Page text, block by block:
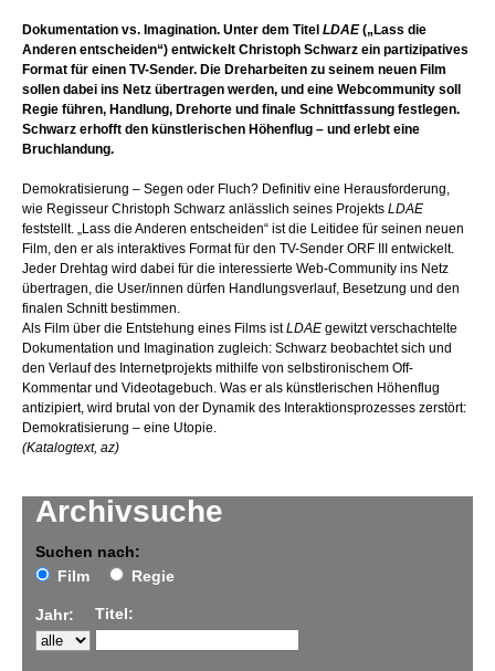
Archivsuche
Suchen nach:
Film
Regie
Jahr: Titel:
Dokumentation vs. Imagination. Unter dem Titel LDAE(„Lass die
Anderen entscheiden“) entwickelt Christoph Schwarz ein partizipatives
Format für einen TV-Sender. Die Dreharbeiten zu seinem neuen Film
sollen dabei ins Netz übertragen werden, und eine Webcommunity soll
Regie führen, Handlung, Drehorte und finale Schnittfassung festlegen.
Schwarz erhofft den künstlerischen Höhenflug – und erlebt eine
Bruchlandung.
Demokratisierung – Segen oder Fluch? Definitiv eine Herausforderung,
wie Regisseur Christoph Schwarz anlässlich seines Projekts LDAE
feststellt. „Lass die Anderen entscheiden“ ist die Leitidee für seinen neuen
Film, den er als interaktives Format für den TV-Sender ORF III entwickelt.
Jeder Drehtag wird dabei für die interessierte Web-Community ins Netz
übertragen, die User/innen dürfen Handlungsverlauf, Besetzung und den
finalen Schnitt bestimmen.
Als Film über die Entstehung eines Films istLDAE gewitzt verschachtelte
Dokumentation und Imagination zugleich: Schwarz beobachtet sich und
den Verlauf des Internetprojekts mithilfe von selbstironischem Off-
Kommentar und Videotagebuch. Was er als künstlerischen Höhenflug
antizipiert, wird brutal von der Dynamik des Interaktionsprozesses zerstört:
Demokratisierung – eine Utopie.
(Katalogtext, az)